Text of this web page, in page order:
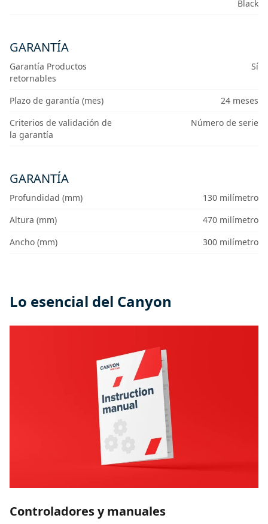
Black
GARANTÍA
Garantía Productos
retornables
Sí
Plazo de garantía (mes)
24 meses
Criterios de validación de
la garantía
Número de serie
GARANTÍA
Profundidad (mm)
130 milímetro
Altura (mm)
470 milímetro
Ancho (mm)
300 milímetro
Lo esencial del Canyon
Controladores y manuales